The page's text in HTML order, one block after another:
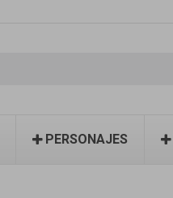
PERSONAJES